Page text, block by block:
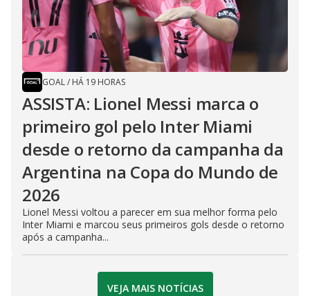
GOAL/ HÁ 19 HORAS
ASSISTA: Lionel Messi marca o
primeiro gol pelo Inter Miami
desde o retorno da campanha da
Argentina na Copa do Mundo de
2026
Lionel Messi voltou a parecer em sua melhor forma pelo
Inter Miami e marcou seus primeiros gols desde o retorno
após a campanha...
VEJA MAIS NOTÍCIAS